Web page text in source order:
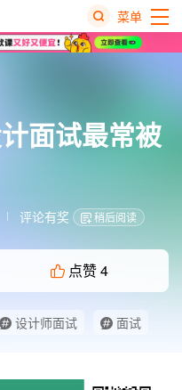
菜单
面试最常被
评论有奖 稍后阅读
点赞4
设计师面试 面试